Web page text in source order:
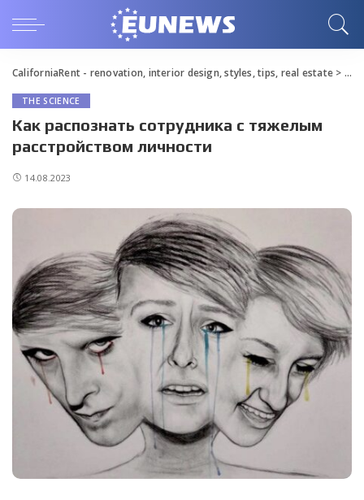
CaliforniaRent - renovation, interior design, styles, tips, real estate>
THE SCIENCE
Как распознать сотрудника с тяжелым
расстройством личности
14.08.2023